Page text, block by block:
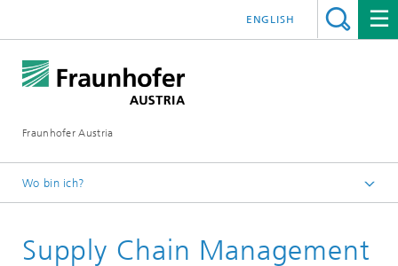
Fraunhofer Austria
ENGLISH
Wo bin ich?
Leistungen
Supply Chain Management